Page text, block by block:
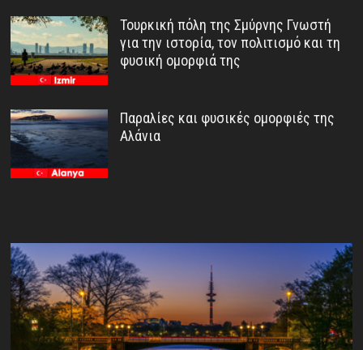
Τουρκική πόλη της Σμύρνης Γνωστή
για την ιστορία, τον πολιτισμό και τη
φυσική ομορφιά της
Παραλίες και φυσικές ομορφιές της
Αλάνια